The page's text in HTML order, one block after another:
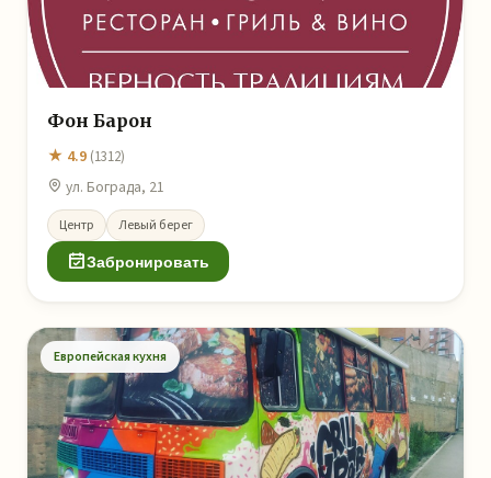
Фон Барон
★ 4.9 (1312)
ул. Бограда, 21
Центр Левый берег
Забронировать
Европейская кухня